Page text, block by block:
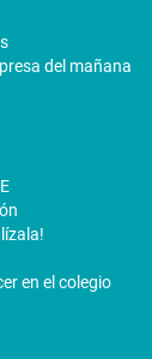
del mañana
en el colegio